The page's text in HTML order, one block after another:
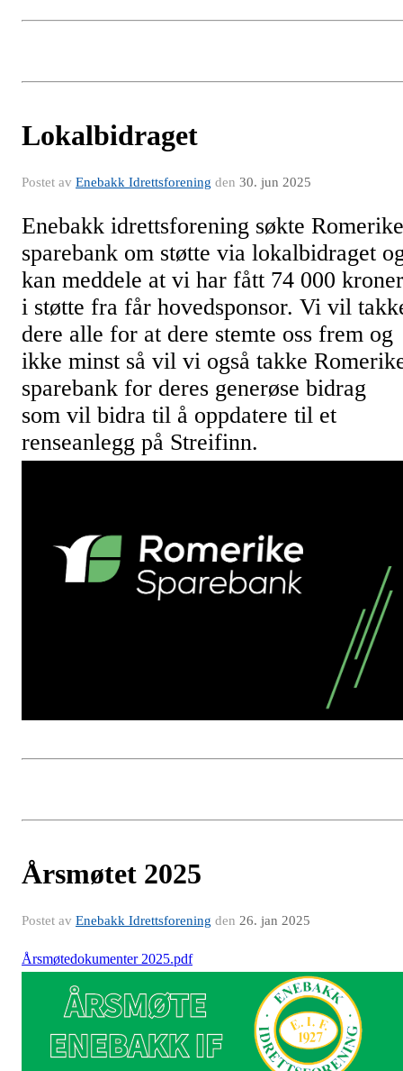
Lokalbidraget
Postet av Enebakk Idrettsforening den 30. jun 2025
Enebakk idrettsforening søkte Romerike
sparebank om støtte via lokalbidraget
kan meddele at vi har fått 74 000 kroner
i støtte fra får hovedsponsor. Vi vil
dere alle for at dere stemte oss frem og
ikke minst så vil vi også takke
sparebank for deres generøse bidrag
som vil bidra til å oppdatere til et
renseanlegg på Streifinn.
Årsmøtet 2025
Postet av Enebakk Idrettsforening den 26. jan 2025
Årsmøtedokumenter 2025.pdf